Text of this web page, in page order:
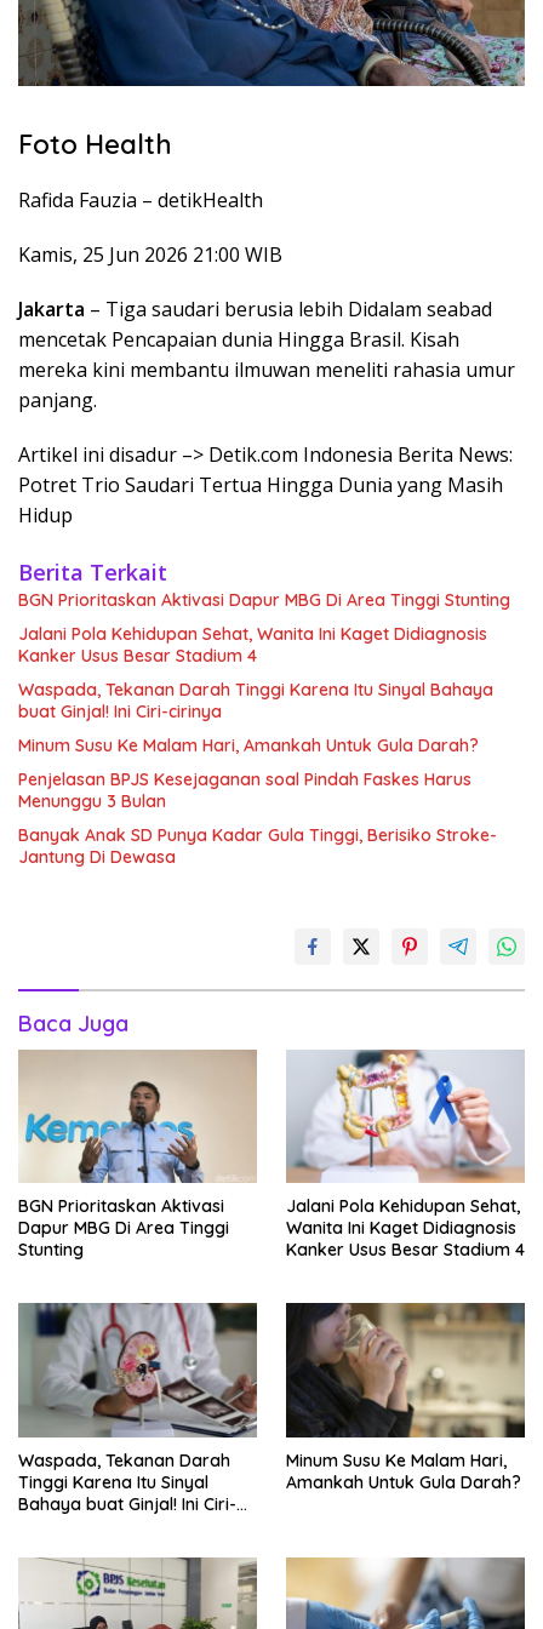
Foto Health
Rafida Fauzia – detikHealth
Kamis, 25 Jun 2026 21:00 WIB
Jakarta – Tiga saudari berusia lebih Didalam seabad
mencetak Pencapaian dunia Hingga Brasil. Kisah
mereka kini membantu ilmuwan meneliti rahasia umur
panjang.
Artikel ini disadur –> Detik.com Indonesia Berita News:
Potret Trio Saudari Tertua Hingga Dunia yang Masih
Hidup
Berita Terkait
BGN Prioritaskan Aktivasi Dapur MBG Di Area Tinggi Stunting
Jalani Pola Kehidupan Sehat, Wanita Ini Kaget Didiagnosis
Kanker Usus Besar Stadium 4
Waspada, Tekanan Darah Tinggi Karena Itu Sinyal Bahaya
buat Ginjal! Ini Ciri-cirinya
Minum Susu Ke Malam Hari, Amankah Untuk Gula Darah?
Penjelasan BPJS Kesejaganan soal Pindah Faskes Harus
Menunggu 3 Bulan
Banyak Anak SD Punya Kadar Gula Tinggi, Berisiko Stroke-
Jantung Di Dewasa
Baca Juga
BGN Prioritaskan Aktivasi
Dapur MBG Di Area Tinggi
Stunting
Jalani Pola Kehidupan Sehat,
Wanita Ini Kaget Didiagnosis
Kanker Usus Besar Stadium 4
Waspada, Tekanan Darah
Tinggi Karena Itu Sinyal
Bahaya buat Ginjal! Ini Ciri-
Minum Susu Ke Malam Hari,
Amankah Untuk Gula Darah?